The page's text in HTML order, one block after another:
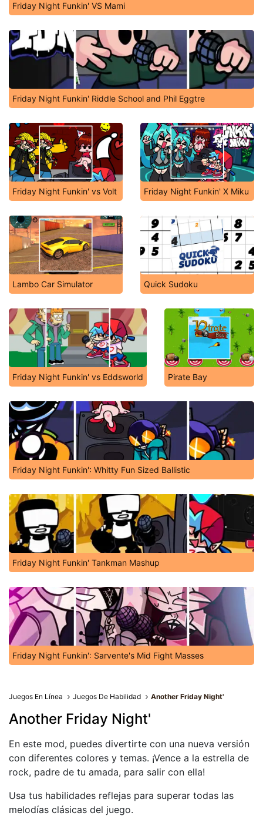
Friday Night Funkin' VS Mami
Friday Night Funkin' Riddle School and Phil Eggtre
Friday Night Funkin' vs Volt Friday Night Funkin' X Miku
Lambo Car Simulator Quick Sudoku
Friday Night Funkin' vs Eddsworld Pirate Bay
Friday Night Funkin': Whitty Fun Sized Ballistic
Friday Night Funkin' Tankman Mashup
Friday Night Funkin': Sarvente's Mid Fight Masses
Juegos En Línea Juegos De Habilidad Another Friday Night'
Another Friday Night'
En este mod, puedes divertirte con una nueva versión
con diferentes colores y temas. ¡Vence a la estrella de
rock, padre de tu amada, para salir con ella!
Usa tus habilidades reflejas para superar todas las
melodías clásicas del juego.